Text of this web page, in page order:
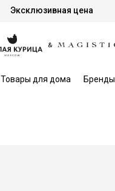
Эксклюзивная цена
Товары для дома Бренды